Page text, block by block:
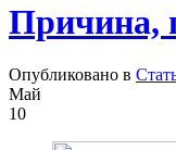
Причина,
Опубликовано в
Май
10